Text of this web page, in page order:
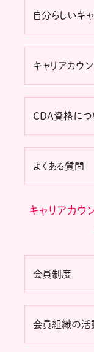
自分らしいキ
キャリアカウ
CDA資格につ
よくある質問
キャリアカウ
会員制度
会員組織の活